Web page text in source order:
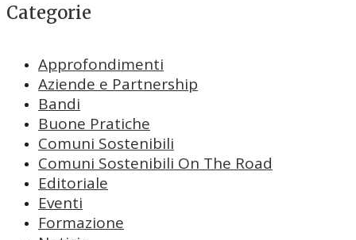
Categorie
Approfondimenti
Aziende e Partnership
Bandi
Buone Pratiche
Comuni Sostenibili
Comuni Sostenibili On The Road
Editoriale
Eventi
Formazione